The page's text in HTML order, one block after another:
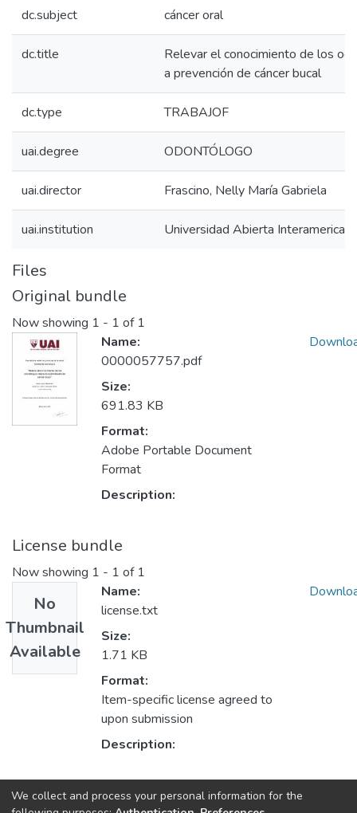
dc.subject cáncer oral
dc.title
Relevar el conocimiento de los
a prevención de cáncer bucal
dc.type TRABAJOF
uai.degree ODONTÓLOGO
uai.director Frascino, Nelly María Gabriela
uai.institution Universidad Abierta Interamericana
Files
Original bundle
Now showing 1 - 1 of 1
Name:
0000057757.pdf
Size:
691.83 KB
Format:
Adobe Portable Document
Format
Description:
License bundle
Now showing 1 - 1 of 1
No
Thumbnail
Available
Name:
license.txt
Size:
1.71 KB
Format:
Item-specific license agreed to
upon submission
Description:
Collections
We collect and process your personal information for the